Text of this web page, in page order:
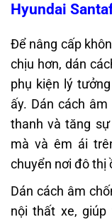
Hyundai
Để nâng cấp
chịu hơn, dán
phụ kiện lý
ấy. Dán cách
thanh và tăng
mà và êm ái
chuyển nơi đô thị
Dán cách âm
nội thất xe, giúp